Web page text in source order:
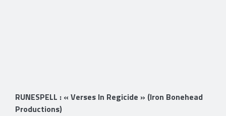
RUNESPELL : « Verses In Regicide » (Iron Bonehead
Productions)